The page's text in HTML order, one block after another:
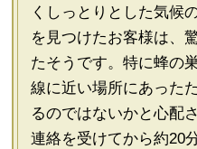
くしっとりとした気候
を見つけたお客様は、
たそうです。特に蜂の
線に近い場所にあった
るのではないかと心配
連絡を受けてから約20